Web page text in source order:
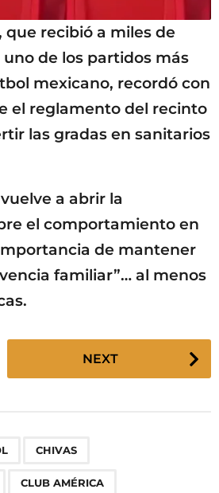
que recibió a miles de
de los partidos más
mexicano, recordó con
el reglamento del recinto
las gradas en sanitarios
a abrir la
el comportamiento en
de mantener
familiar”… al menos
NEXT
CHIVAS
CLUB AMÉRICA